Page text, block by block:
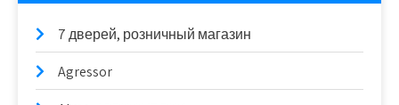
7 дверей, розничный магазин
Agressor